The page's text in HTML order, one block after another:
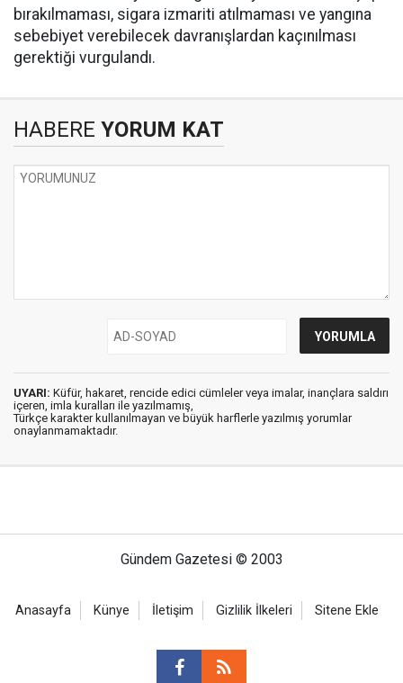
bırakılmaması, sigara izmariti atılmaması ve yangına
sebebiyet verebilecek davranışlardan kaçınılması
gerektiği vurgulandı.
HABERE YORUM KAT
UYARI: Küfür, hakaret, rencide edici cümleler veya imalar, inançlara saldırı
içeren, imla kuralları ile yazılmamış,
Türkçe karakter kullanılmayan ve büyük harflerle yazılmış yorumlar
onaylanmamaktadır.
Gündem Gazetesi © 2003
Anasayfa Künye İletişim Gizlilik İlkeleri Sitene Ekle